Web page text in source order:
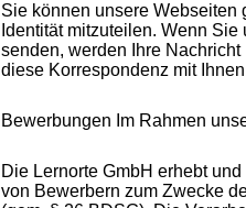
Sie können unsere Webseiten
Identität mitzuteilen. Wenn
senden, werden Ihre
diese Korrespondenz mit
Bewerbungen Im Rahmen
Die Lernorte GmbH erhebt
von Bewerbern zum Zwecke